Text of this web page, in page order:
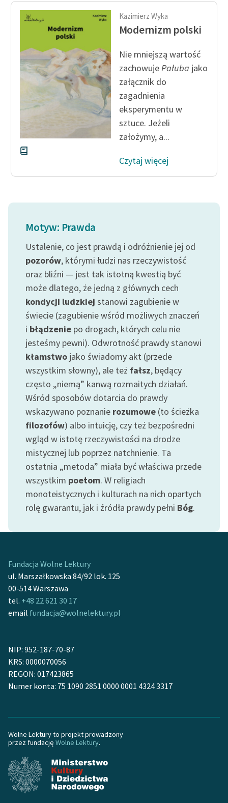
Regulamin biblioteki
Dane fundacji i
sprawozdania finansowe
Regulamin darowizn
Informacja o treściach
wrażliwych
Deklaracja dostępności
Kazimierz Wyka
Modernizm polski
Nie mniejszą wartość
zachowujePałuba jako
załącznik do
zagadnienia
eksperymentu w
sztuce. Jeżeli
założymy, a...
Czytaj więcej
Motyw: Prawda
Ustalenie, co jest prawdą i odróżnienie jej od
pozorów, którymi łudzi nas rzeczywistość
oraz bliźni — jest tak istotną kwestią być
może dlatego, że jedną z głównych cech
kondycji ludzkiej stanowi zagubienie w
świecie (zagubienie wśród możliwych znaczeń
i błądzenie po drogach, których celu nie
jesteśmy pewni). Odwrotność prawdy stanowi
kłamstwo jako świadomy akt (przede
wszystkim słowny), ale też fałsz, będący
często „niemą” kanwą rozmaitych działań.
Wśród sposobów dotarcia do prawdy
wskazywano poznanie rozumowe (to ścieżka
filozofów) albo intuicję, czy też bezpośredni
wgląd w istotę rzeczywistości na drodze
mistycznej lub poprzez natchnienie. Ta
ostatnia „metoda” miała być właściwa przede
wszystkim poetom. W religiach
monoteistycznych i kulturach na nich opartych
rolę gwarantu, jak i źródła prawdy pełni Bóg.
Fundacja Wolne Lektury
ul. Marszałkowska 84/92 lok. 125
00-514 Warszawa
tel. +48 22 621 30 17
email fundacja@wolnelektury.pl
NIP: 952-187-70-87
KRS: 0000070056
REGON: 017423865
Numer konta: 75 1090 2851 0000 0001 4324 3317
Wolne Lektury to projekt prowadzony
przez fundację Wolne Lektury.